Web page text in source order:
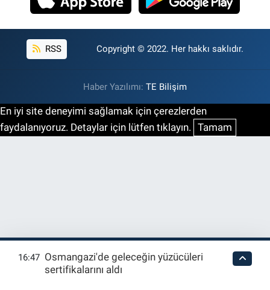
RSS Copyright © 2022. Her hakkı saklıdır.
Haber Yazılımı: TE Bilişim
En iyi site deneyimi sağlamak için çerezlerden
faydalanıyoruz. Detaylar için lütfen tıklayın. Tamam
16:47 Osmangazi'de geleceğin yüzücüleri
sertifikalarını aldı